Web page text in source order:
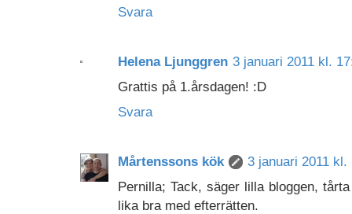
Svara
Helena Ljunggren 3 januari 2011 kl.
Grattis på 1.årsdagen! :D
Svara
Mårtenssons kök
3 januari 2011 kl.
Pernilla; Tack, säger lilla bloggen,
lika bra med efterrätten.